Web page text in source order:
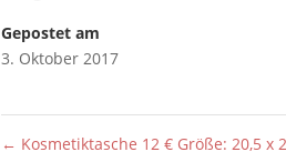
Gepostet am
3. Oktober 2017
← Kosmetiktasche 12 € Größe: 20,5 x